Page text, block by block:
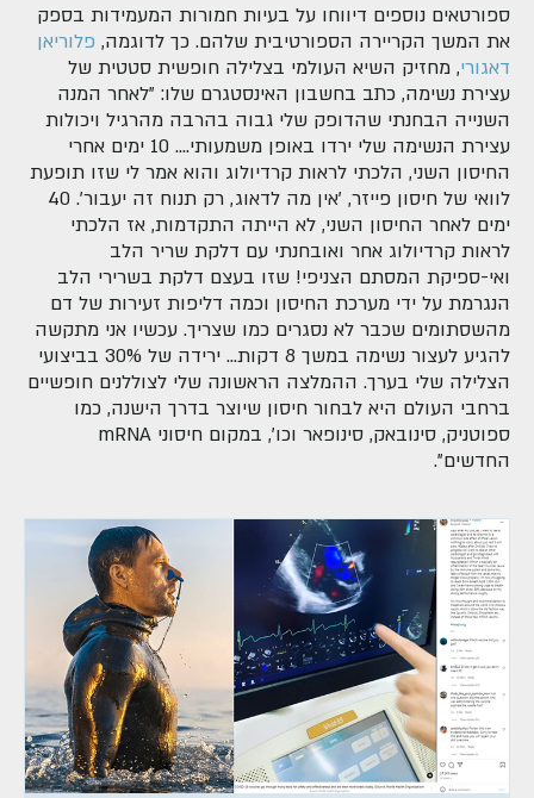
ספורטאים נוספים דיווחו על בעיות חמורות המעמידות בספק
את המשך הקריירה הספורטיבית שלהם. כך לדוגמה, פלוריאן
דאגורי, מחזיק השיא העולמי בצלילה חופשית סטטית של
עצירת נשימה, כתב בחשבון האינסטגרם שלו: "לאחר המנה
השנייה הבחנתי שהדופק שלי גבוה בהרבה מהרגיל ויכולות
עצירת הנשימה שלי ירדו באופן משמעותי.... 10 ימים אחרי
החיסון השני, הלכתי לראות קרדיולוג והוא אמר לי שזו תופעת
לוואי של חיסון פייזר, 'אין מה לדאוג, רק תנוח זה יעבור'. 40
ימים לאחר החיסון השני, לא הייתה התקדמות, אז הלכתי
לראות קרדיולוג אחר ואובחנתי עם דלקת שריר הלב
ואי-ספיקת המסתם הצניפי! שזו בעצם דלקת בשרירי הלב
הנגרמת על ידי מערכת החיסון וכמה דליפות זעירות של דם
מהשסתומים שכבר לא נסגרים כמו שצריך. עכשיו אני מתקשה
להגיע לעצור נשימה במשך 8 דקות... ירידה של 30% בביצועי
הצלילה שלי בערך. ההמלצה הראשונה שלי לצוללנים חופשיים
ברחבי העולם היא לבחור חיסון שיוצר בדרך הישנה, כמו
ספוטניק, סינובאק, סינופאר וכו', במקום חיסוני mRNA
החדשים".